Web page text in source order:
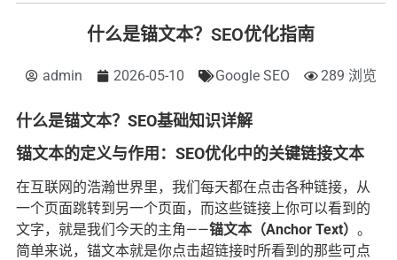
什么是锚文本？SEO优化指南
admin 2026-05-10 Google SEO 289 浏览
什么是锚文本？SEO基础知识详解
锚文本的定义与作用：SEO优化中的关键链接文本
在互联网的浩瀚世界里，我们每天都在点击各种链接，从
一个页面跳转到另一个页面，而这些链接上你可以看到的
文字，就是我们今天的主角——锚文本（Anchor Text）。
简单来说，锚文本就是你点击超链接时所看到的那些可点